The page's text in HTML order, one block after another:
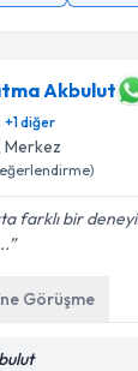
Akbulut
+1diğer
Merkez
farklı bir
Görüşme